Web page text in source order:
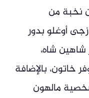
نخبة من
أوغلو بدور
شاهين شاه،
بالإضافة
مالهون